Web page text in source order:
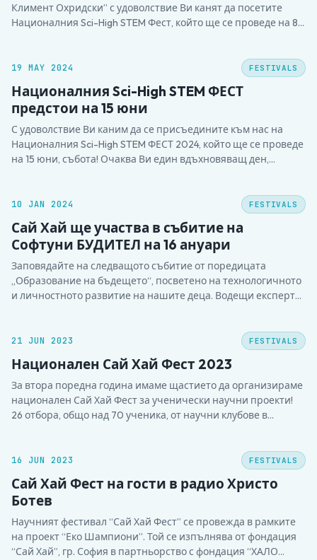
Климент Охридски” с удоволствие Ви канят да посетите
Националния Sci-High STEM Фест, който ще се проведе на 8
събира ученици от цялата страна, които ще…
19 MAY 2024 FESTIVALS
Националния Sci-High STEM ФЕСТ
предстои на 15 юни
С удоволствие Ви каним да се присъедините към нас на
Националния Sci-High STEM ФЕСТ 2024, който ще се проведе
на 15 юни, събота! Очаква Ви един вдъхновяващ ден,
Университет “Св. Климент Охридски”. Програма: ✨
Регистрацията…
10 JAN 2024 FESTIVALS
Сай Хай ще участва в събитие на
Софтуни БУДИТЕЛ на 16 ануари
Заповядайте на следващото събитие от поредицата
„Образование на бъдещето“, посветено на технологичното
и личностното развитие на нашите деца. Водещи експерти
конкретни насоки за това как да подготвяме учениците за
успех в лицето на предизвикателствата на…
21 JUN 2023 FESTIVALS
Национален Сай Хай Фест 2023
За втора поредна година имаме щастието да организираме
национален Сай Хай Фест за ученически научни проекти!
26 отбора, общо над 70 ученика, от научни клубове в
на учебната година работят по стъпките на…
16 JUN 2023 FESTIVALS
Сай Хай Фест на гости в радио Христо
Ботев
Научният фестивал “Сай Хай Фест” се провежда в рамките
на проект “Еко Шампиони”. Той се изпълнява от фондация
“Сай Хай”, гр. София в партньорство с фондация “ХАЛО